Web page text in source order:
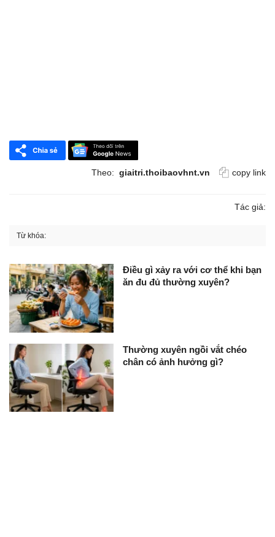
Theo: giaitri.thoibaovhnt.vn copy link
Tác giả:
Từ khóa:
Điều gì xảy ra với cơ thể khi bạn
ăn đu đủ thường xuyên?
Thường xuyên ngồi vắt chéo
chân có ảnh hưởng gì?